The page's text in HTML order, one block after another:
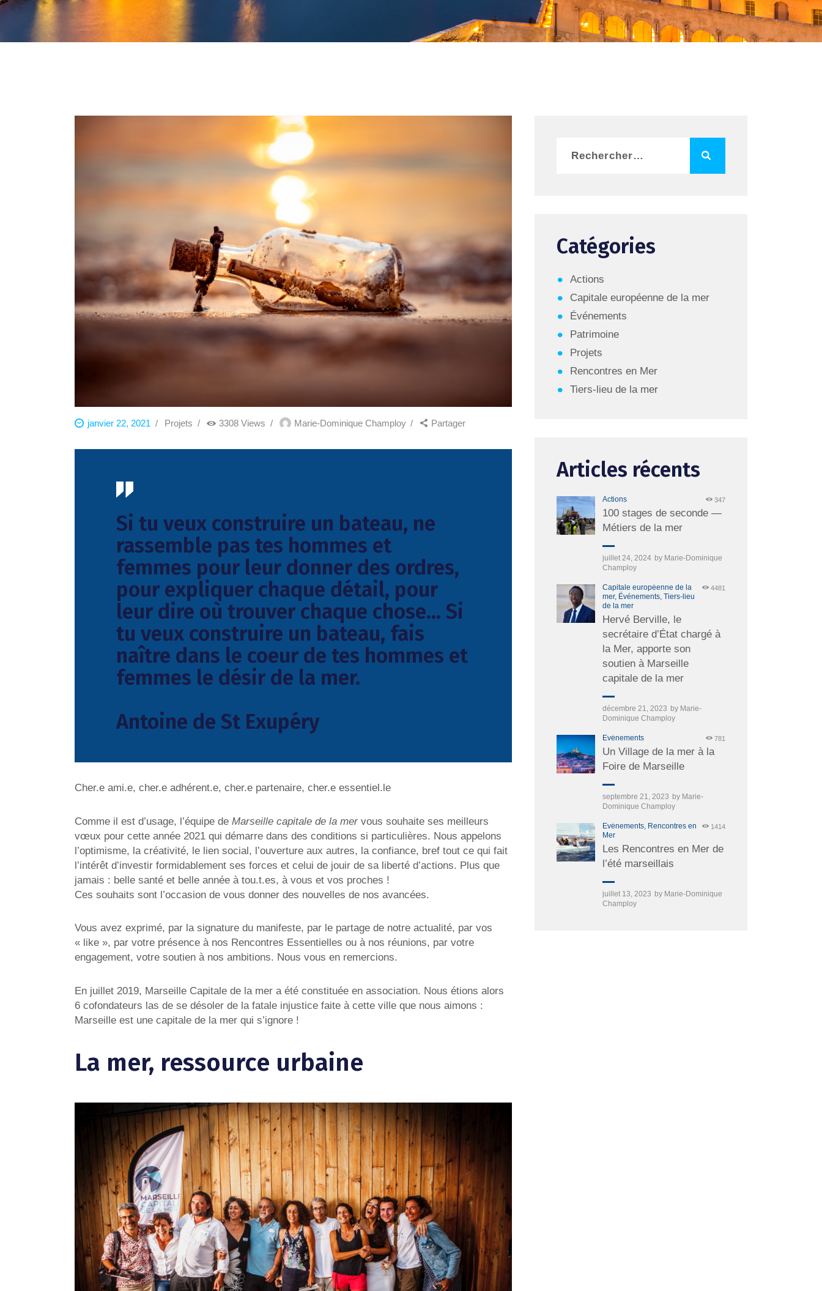
janvier 22, 2021 Projets 3308 Views Marie-Dominique Champloy Partager
Si tu veux construire un bateau, ne
rassemble pas tes hommes et
femmes pour leur donner des ordres,
pour expliquer chaque détail, pour
leur dire où trouver chaque chose… Si
tu veux construire un bateau, fais
naître dans le coeur de tes hommes et
femmes le désir de la mer.
Antoine de St Exupéry
Cher.e ami.e, cher.e adhérent.e, cher.e partenaire, cher.e essentiel.le
Comme il est d’usage, l’équipe de Marseille capitale de la mer vous souhaite ses meilleurs
vœux pour cette année 2021 qui démarre dans des conditions si particulières. Nous appelons
l’optimisme, la créativité, le lien social, l’ouverture aux autres, la confiance, bref tout ce qui fait
l’intérêt d’investir formidablement ses forces et celui de jouir de sa liberté d’actions. Plus que
jamais : belle santé et belle année à tou.t.es, à vous et vos proches !
Ces souhaits sont l’occasion de vous donner des nouvelles de nos avancées.
Vous avez exprimé, par la signature du manifeste, par le partage de notre actualité, par vos
« like », par votre présence à nos Rencontres Essentielles ou à nos réunions, par votre
engagement, votre soutien à nos ambitions. Nous vous en remercions.
En juillet 2019, Marseille Capitale de la mer a été constituée en association. Nous étions alors
6 cofondateurs las de se désoler de la fatale injustice faite à cette ville que nous aimons :
Marseille est une capitale de la mer qui s’ignore !
La mer, ressource urbaine
Catégories
Actions
Capitale européenne de la mer
Événements
Patrimoine
Projets
Rencontres en Mer
Tiers-lieu de la mer
Articles récents
Actions 347
100 stages de seconde —
Métiers de la mer
juillet 24, 2024 by Marie-Dominique
Champloy
Capitale européenne de la
mer, Événements, Tiers-lieu
de la mer
4481
Hervé Berville, le
secrétaire d’État chargé à
la Mer, apporte son
soutien à Marseille
capitale de la mer
décembre 21, 2023 by Marie-
Dominique Champloy
Événements 781
Un Village de la mer à la
Foire de Marseille
septembre 21, 2023 by Marie-
Dominique Champloy
Événements, Rencontres en
Mer
1414
Les Rencontres en Mer de
l’été marseillais
juillet 13, 2023 by Marie-Dominique
Champloy